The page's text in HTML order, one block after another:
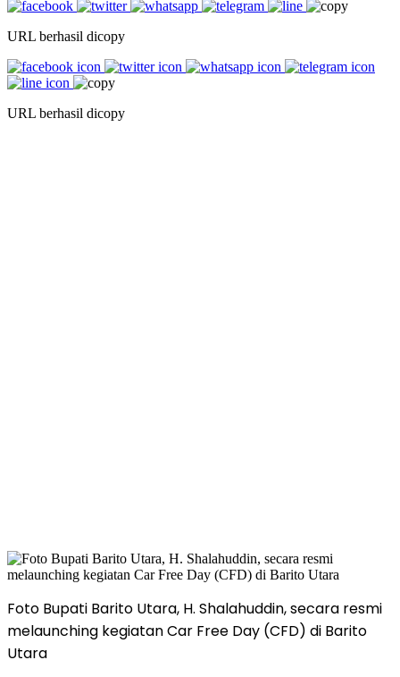
URL berhasil dicopy
URL berhasil dicopy
Foto Bupati Barito Utara, H. Shalahuddin, secara resmi
melaunching kegiatan Car Free Day (CFD) di Barito
Utara